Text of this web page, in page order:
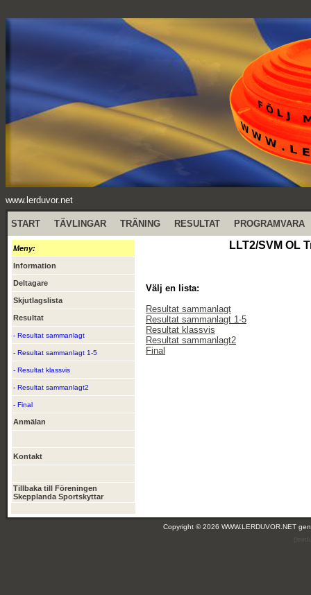
www.lerduvor.net
START TÄVLINGAR TRÄNING RESULTAT PROGRAMVARA
Meny:
Information
Deltagare
Skjutlagslista
Resultat
- Resultat sammanlagt
- Resultat sammanlagt 1-5
- Resultat klassvis
- Resultat sammanlagt2
- Final
Anmälan
Kontakt
Tillbaka till Föreningen
Skepplanda Sportskyttar
LLT2/SVM OL
Välj en lista:
Resultat sammanlagt
Resultat sammanlagt 1-5
Resultat klassvis
Resultat sammanlagt2
Final
Copyright © 2026 WWW.LERDUVOR.NET